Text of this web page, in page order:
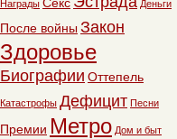
Награды Деньги
После войны Закон
Здоровье
Биографии Оттепель
Катастрофы Дефицит Песни
Премии Метро Дом и быт